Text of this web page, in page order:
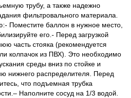
трубу, а также надежно
фильтровального материала.
Поместите баллон в нужное место,
его.- Перед загрузкой
часть стояка (рекомендуется
колпачок из ПВХ). Это необходимо
среды вниз по стойке и
нижнего распределителя. Перед
что подъемная трубка
Наполните сосуд на 1/3 водой.